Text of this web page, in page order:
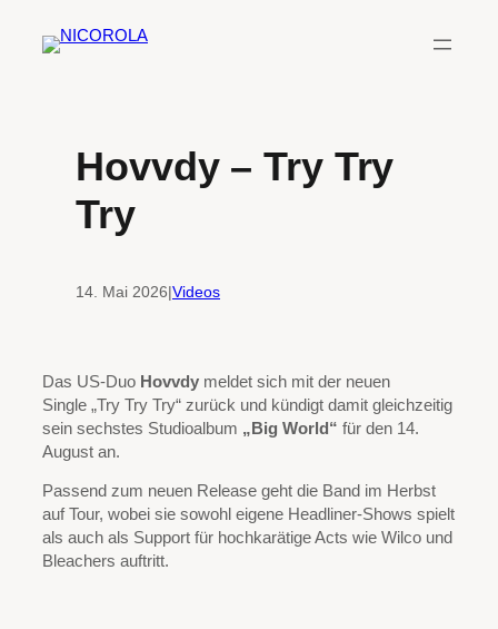
Inhalt
Hovvdy – Try Try
Try
14. Mai 2026|Videos
Das US-Duo Hovvdy meldet sich mit der neuen
Single „Try Try Try“ zurück und kündigt damit gleichzeitig
sein sechstes Studioalbum „Big World“ für den 14.
August an.
Passend zum neuen Release geht die Band im Herbst
auf Tour, wobei sie sowohl eigene Headliner-Shows spielt
als auch als Support für hochkarätige Acts wie Wilco und
Bleachers auftritt.